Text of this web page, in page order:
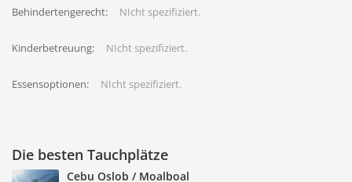
Behindertengerecht: NIcht spezifiziert.
Kinderbetreuung: NIcht spezifiziert.
Essensoptionen: NIcht spezifiziert.
Die besten Tauchplätze
Cebu Oslob / Moalboal